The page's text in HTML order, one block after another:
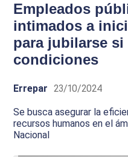
Empleados
intimados a
para jubilarse si
condiciones
Errepar 23/10/2024
Se busca asegurar la
recursos humanos en el
Nacional